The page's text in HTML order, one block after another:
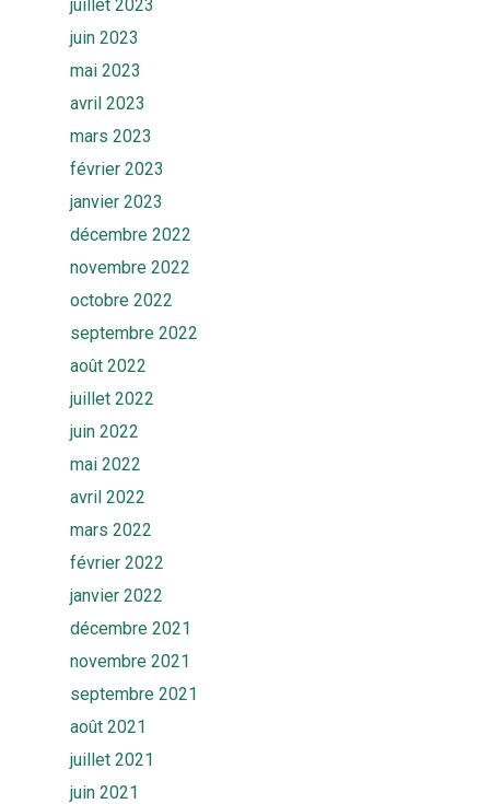
juillet 2023
juin 2023
mai 2023
avril 2023
mars 2023
février 2023
janvier 2023
décembre 2022
novembre 2022
octobre 2022
septembre 2022
août 2022
juillet 2022
juin 2022
mai 2022
avril 2022
mars 2022
février 2022
janvier 2022
décembre 2021
novembre 2021
septembre 2021
août 2021
juillet 2021
juin 2021